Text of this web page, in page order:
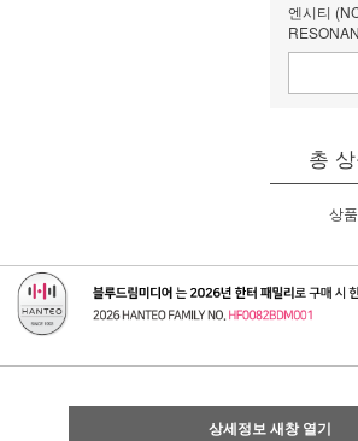
엔시티
총
상
상세정보 새창 열기